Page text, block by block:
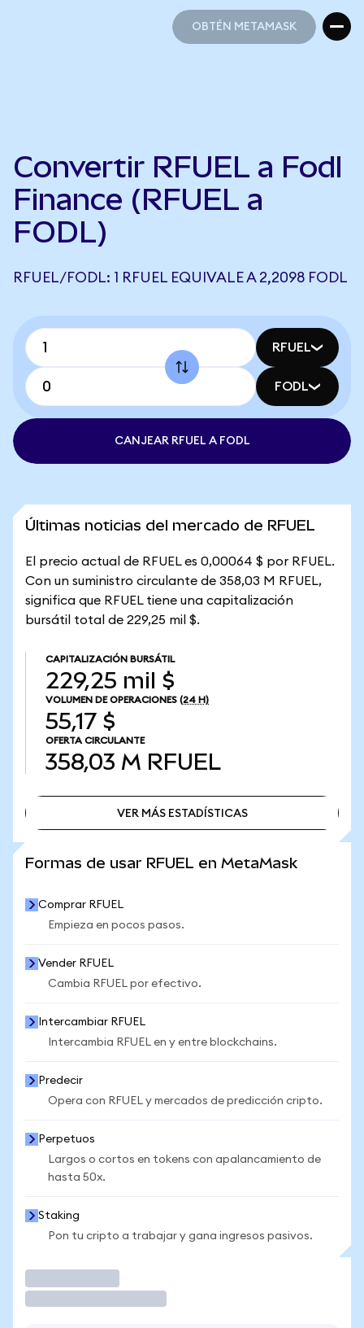
OBTÉN METAMASK
Convertir RFUEL a Fodl
Finance (RFUEL a
FODL)
RFUEL/FODL: 1 RFUEL EQUIVALE A 2,2098 FODL
RFUEL
FODL
CANJEAR RFUEL A FODL
Últimas noticias del mercado de RFUEL
El precio actual de RFUEL es 0,00064 $ por RFUEL.
Con un suministro circulante de 358,03 M RFUEL,
significa que RFUEL tiene una capitalización
bursátil total de 229,25 mil $.
CAPITALIZACIÓN BURSÁTIL
229,25 mil $
VOLUMEN DE OPERACIONES (24 H)
55,17 $
OFERTA CIRCULANTE
358,03 M RFUEL
VER MÁS ESTADÍSTICAS
Formas de usar RFUEL en MetaMask
Comprar RFUEL
Empieza en pocos pasos.
Vender RFUEL
Cambia RFUEL por efectivo.
Intercambiar RFUEL
Intercambia RFUEL en y entre blockchains.
Predecir
Opera con RFUEL y mercados de predicción cripto.
Perpetuos
Largos o cortos en tokens con apalancamiento de
hasta 50x.
Staking
Pon tu cripto a trabajar y gana ingresos pasivos.